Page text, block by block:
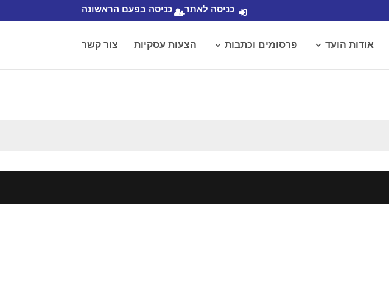
כניסה בפעם הראשונה כניסה לאתר
אודות הועד פרסומים וכתבות הצעות עסקיות צור קשר